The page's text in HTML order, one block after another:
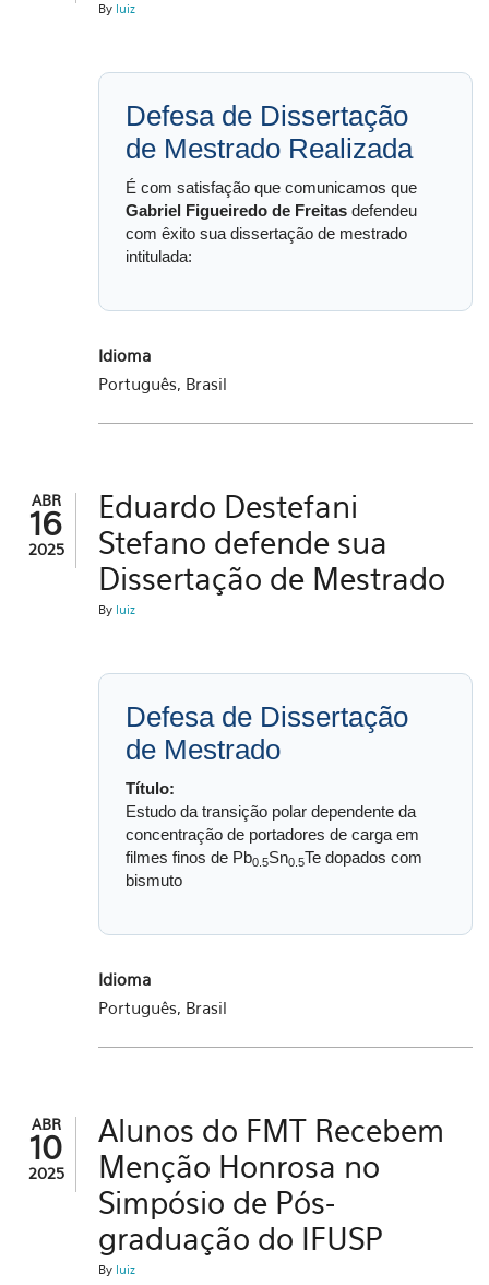
By luiz
Defesa de Dissertação
de Mestrado Realizada
É com satisfação que comunicamos que
Gabriel Figueiredo de Freitas defendeu
com êxito sua dissertação de mestrado
intitulada:
Idioma
Português, Brasil
ABR
16
2025
Eduardo Destefani
Stefano defende sua
Dissertação de Mestrado
By luiz
Defesa de Dissertação
de Mestrado
Título:
Estudo da transição polar dependente da
concentração de portadores de carga em
filmes finos de Pb0.5Sn0.5Te dopados com
bismuto
Idioma
Português, Brasil
ABR
10
2025
Alunos do FMT Recebem
Menção Honrosa no
Simpósio de Pós-
graduação do IFUSP
By luiz